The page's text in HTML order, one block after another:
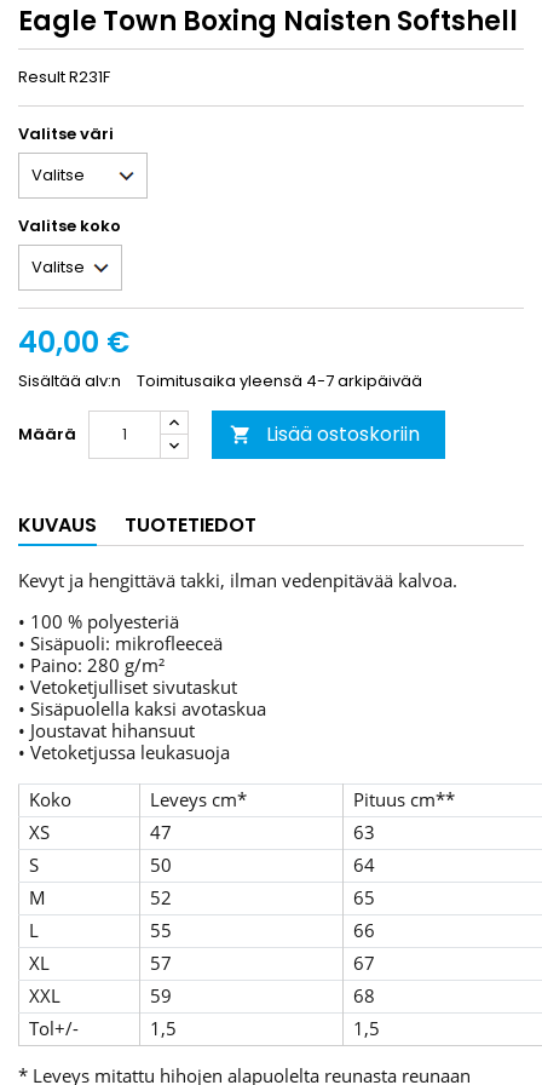
Eagle Town Boxing Naisten Softshell
Result R231F
Valitse väri
Valitse koko
40,00 €
Sisältää alv:n Toimitusaika yleensä 4-7 arkipäivää
Määrä  Lisää ostoskoriin
KUVAUS TUOTETIEDOT
Kevyt ja hengittävä takki, ilman vedenpitävää kalvoa.
• 100 % polyesteriä
• Sisäpuoli: mikrofleeceä
• Paino: 280 g/m²
• Vetoketjulliset sivutaskut
• Sisäpuolella kaksi avotaskua
• Joustavat hihansuut
• Vetoketjussa leukasuoja
Koko
Leveys cm*
Pituus cm**
XS
47
63
S
50
64
M
52
65
L
55
66
XL
57
67
XXL
59
68
Tol+/-
1,5
1,5
* Leveys mitattu hihojen alapuolelta reunasta reunaan